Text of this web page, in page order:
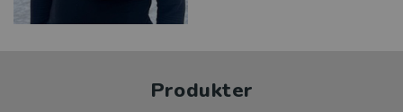
Produkter